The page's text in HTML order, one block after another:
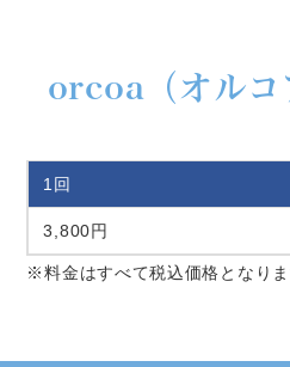
orcoa（オルコ
1回
3,800円
※料金はすべて税込価格となりま